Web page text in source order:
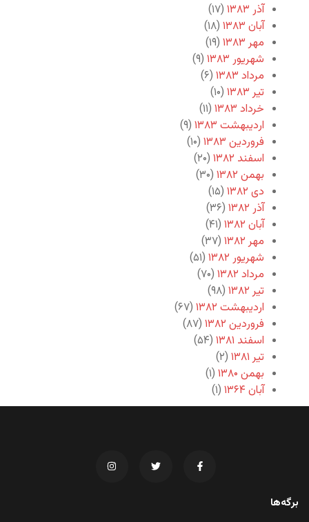
آذر ۱۳۸۳
(۱۷)
آبان ۱۳۸۳
(۱۸)
مهر ۱۳۸۳
(۱۹)
شهریور ۱۳۸۳
(۹)
مرداد ۱۳۸۳
(۶)
تیر ۱۳۸۳
(۱۰)
خرداد ۱۳۸۳
(۱۱)
اردیبهشت ۱۳۸۳
(۹)
فروردین ۱۳۸۳
(۱۰)
اسفند ۱۳۸۲
(۲۰)
بهمن ۱۳۸۲
(۳۰)
دی ۱۳۸۲
(۱۵)
آذر ۱۳۸۲
(۳۶)
آبان ۱۳۸۲
(۴۱)
مهر ۱۳۸۲
(۳۷)
شهریور ۱۳۸۲
(۵۱)
مرداد ۱۳۸۲
(۷۰)
تیر ۱۳۸۲
(۹۸)
اردیبهشت ۱۳۸۲
(۶۷)
فروردین ۱۳۸۲
(۸۷)
اسفند ۱۳۸۱
(۵۴)
تیر ۱۳۸۱
(۲)
بهمن ۱۳۸۰
(۱)
آبان ۱۳۶۴
(۱)
برگه‌ها